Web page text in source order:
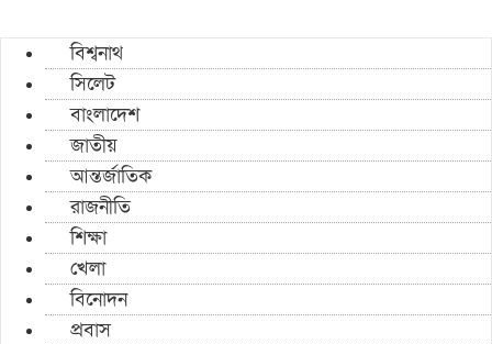
বিশ্বনাথ
সিলেট
বাংলাদেশ
জাতীয়
আন্তর্জাতিক
রাজনীতি
শিক্ষা
খেলা
বিনোদন
প্রবাস